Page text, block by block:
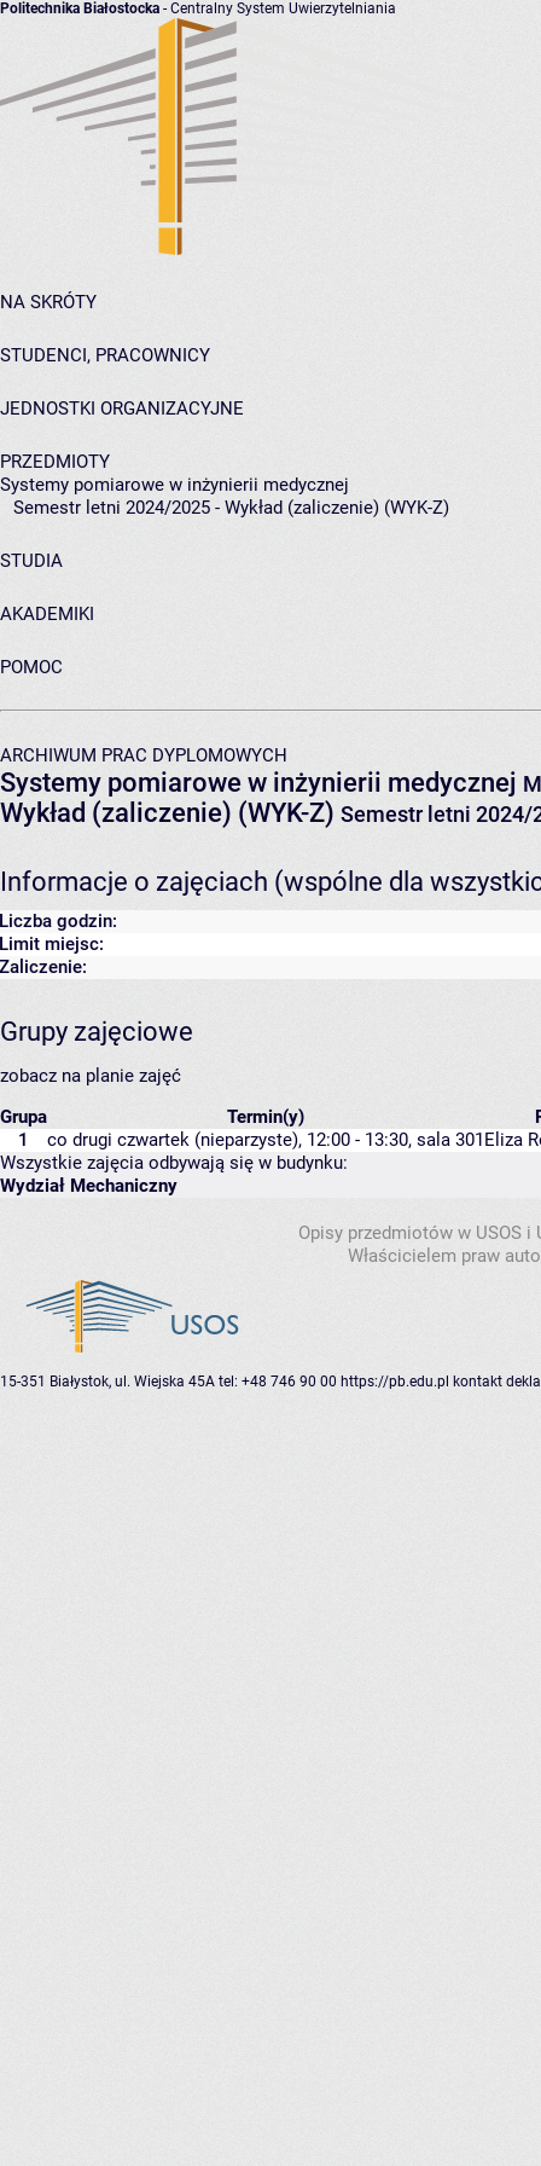
Politechnika Białostocka - Centralny System Uwierzytelniania
NA SKRÓTY
STUDENCI, PRACOWNICY
JEDNOSTKI ORGANIZACYJNE
PRZEDMIOTY
Systemy pomiarowe w inżynierii medycznej
Semestr letni 2024/2025 - Wykład (zaliczenie) (WYK-Z)
STUDIA
AKADEMIKI
POMOC
ARCHIWUM PRAC DYPLOMOWYCH
Systemy pomiarowe w inżynierii medycznej
Wykład (zaliczenie) (WYK-Z) Semestr letni 2024/
Informacje o zajęciach (wspólne dla
Liczba godzin:
Limit miejsc:
Zaliczenie:
Grupy zajęciowe
zobacz na planie zajęć
Grupa
Termin(y)
1
co drugi czwartek (nieparzyste), 12:00 - 13:30, sala 301Eliza
Wszystkie zajęcia odbywają się w budynku:
Wydział Mechaniczny
Opisy przedmiotów w USOS
Właścicielem praw
15-351 Białystok, ul. Wiejska 45A tel: +48 746 90 00 https://pb.edu.pl kontakt